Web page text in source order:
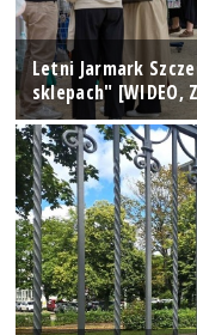
Letni Jarmark
sklepach" [WIDEO,